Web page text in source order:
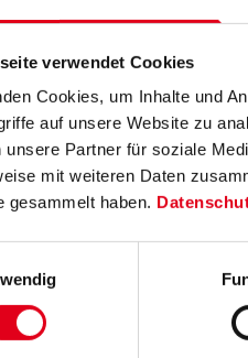
verwendet Cookies
Cookies, um Inhalte und
auf unsere Website zu
unsere Partner für soziale
mit weiteren Daten
gesammelt haben.